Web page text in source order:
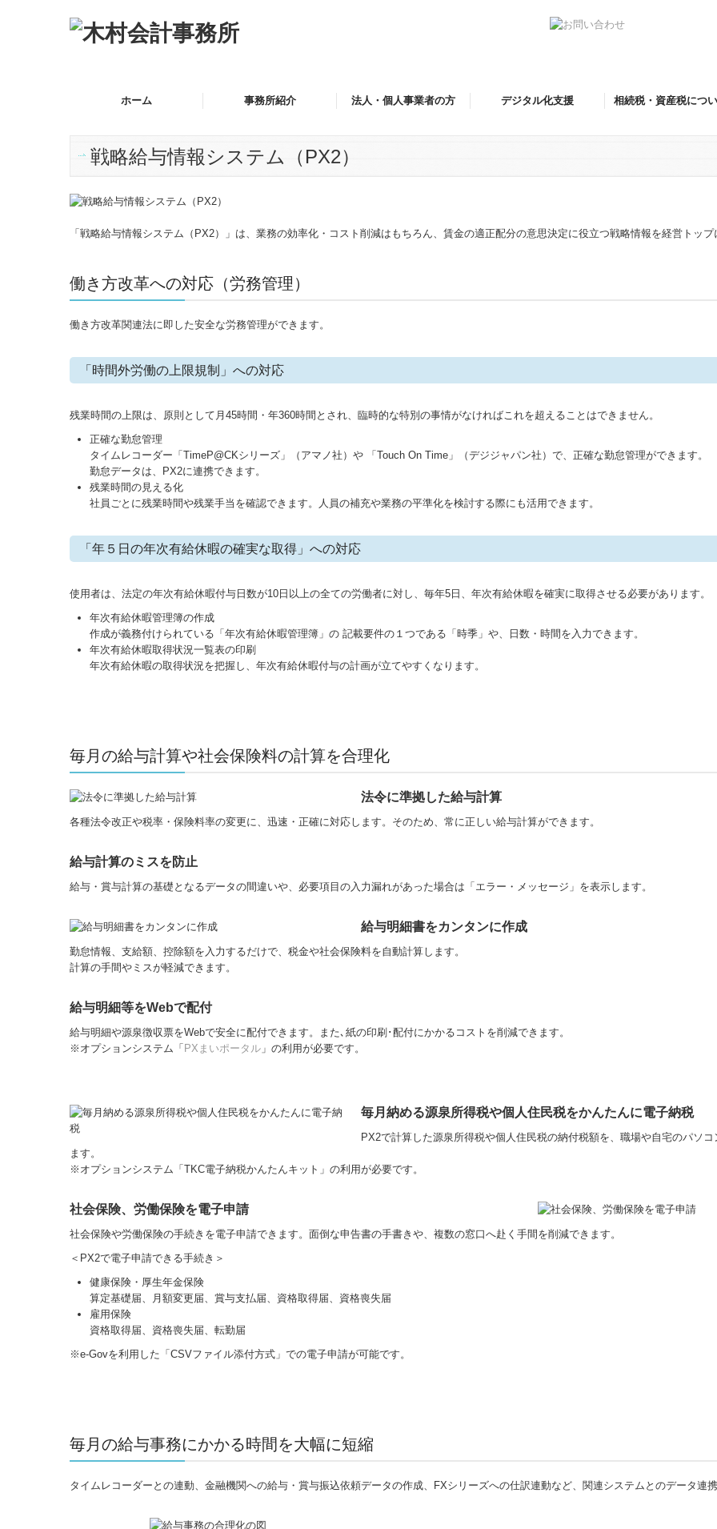
ホーム 事務所紹介 法人・個人事業者の方 デジタル化支援 相続税・資産税につ
戦略給与情報システム（PX2）
「戦略給与情報システム（PX2）」は、業務の効率化・コスト削減はもちろん、賃金の適正配分の意思決定に役立つ戦略情報を経営トッ
働き方改革への対応（労務管理）
働き方改革関連法に即した安全な労務管理ができます。
「時間外労働の上限規制」への対応
残業時間の上限は、原則として月45時間・年360時間とされ、臨時的な特別の事情がなければこれを超えることはできません。
正確な勤怠管理
タイムレコーダー「TimeP@CKシリーズ」（アマノ社）や 「Touch On Time」（デジジャパン社）で、正確な勤怠管理ができます。
勤怠データは、PX2に連携できます。
残業時間の見える化
社員ごとに残業時間や残業手当を確認できます。人員の補充や業務の平準化を検討する際にも活用できます。
「年５日の年次有給休暇の確実な取得」への対応
使用者は、法定の年次有給休暇付与日数が10日以上の全ての労働者に対し、毎年5日、年次有給休暇を確実に取得させる必要があります。
年次有給休暇管理簿の作成
作成が義務付けられている「年次有給休暇管理簿」の 記載要件の１つである「時季」や、日数・時間を入力できます。
年次有給休暇取得状況一覧表の印刷
年次有給休暇の取得状況を把握し、年次有給休暇付与の計画が立てやすくなります。
毎月の給与計算や社会保険料の計算を合理化
法令に準拠した給与計算
各種法令改正や税率・保険料率の変更に、迅速・正確に対応します。そのため、常に正しい給与計算ができます。
給与計算のミスを防止
給与・賞与計算の基礎となるデータの間違いや、必要項目の入力漏れがあった場合は「エラー・メッセージ」を表示します。
給与明細書をカンタンに作成
勤怠情報、支給額、控除額を入力するだけで、税金や社会保険料を自動計算します。
計算の手間やミスが軽減できます。
給与明細等をWebで配付
給与明細や源泉徴収票をWebで安全に配付できます。また､紙の印刷･配付にかかるコストを削減できます。
※オプションシステム「PXまいポータル 」の利用が必要です。
毎月納める源泉所得税や個人住民税をかんたんに電子納税
PX2で計算した源泉所得税や個人住民税の納付税額を、職場や自宅のパソ
ます。
※オプションシステム「TKC電子納税かんたんキット」の利用が必要です。
社会保険、労働保険を電子申請
社会保険や労働保険の手続きを電子申請できます。面倒な申告書の手書きや、複数の窓口へ赴く手間を削減できます。
＜PX2で電子申請できる手続き＞
健康保険・厚生年金保険
算定基礎届、月額変更届、賞与支払届、資格取得届、資格喪失届
雇用保険
資格取得届、資格喪失届、転勤届
※e-Govを利用した「CSVファイル添付方式」での電子申請が可能です。
毎月の給与事務にかかる時間を大幅に短縮
タイムレコーダーとの連動、金融機関への給与・賞与振込依頼データの作成、FXシリーズへの仕訳連動など、関連システムとのデータ連